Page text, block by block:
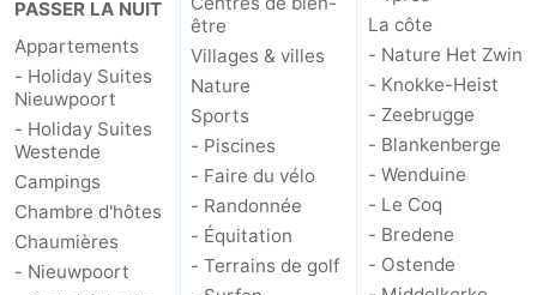
PASSER LA NUIT
Appartements
- Holiday Suites
Nieuwpoort
- Holiday Suites
Westende
Campings
Chambre d'hôtes
Chaumières
- Nieuwpoort
être
Villages & villes
Nature
Sports
- Piscines
- Faire du vélo
- Randonnée
- Équitation
- Terrains de golf
La côte
- Nature Het Zwin
- Knokke-Heist
- Zeebrugge
- Blankenberge
- Wenduine
- Le Coq
- Bredene
- Ostende